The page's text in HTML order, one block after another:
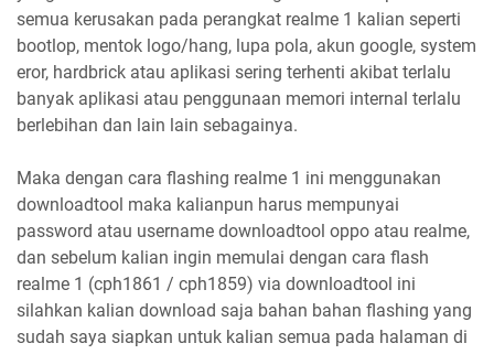
semua kerusakan pada perangkat realme 1 kalian seperti
bootlop, mentok logo/hang, lupa pola, akun google, system
eror, hardbrick atau aplikasi sering terhenti akibat terlalu
banyak aplikasi atau penggunaan memori internal terlalu
berlebihan dan lain lain sebagainya.
Maka dengan cara flashing realme 1 ini menggunakan
downloadtool maka kalianpun harus mempunyai
password atau username downloadtool oppo atau realme,
dan sebelum kalian ingin memulai dengan cara flash
realme 1 (cph1861 / cph1859) via downloadtool ini
silahkan kalian download saja bahan bahan flashing yang
sudah saya siapkan untuk kalian semua pada halaman di